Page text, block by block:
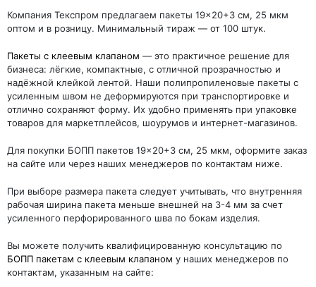
Компания Текспром предлагаем пакеты 19×20+3 см, 25 мкм
оптом и в розницу. Минимальный тираж — от 100 штук.
Пакеты с клеевым клапаном — это практичное решение для
бизнеса: лёгкие, компактные, с отличной прозрачностью и
надёжной клейкой лентой. Наши полипропиленовые пакеты с
усиленным швом не деформируются при транспортировке и
отлично сохраняют форму. Их удобно применять при упаковке
товаров для маркетплейсов, шоурумов и интернет-магазинов.
Для покупки БОПП пакетов 19×20+3 см, 25 мкм, оформите заказ
на сайте или через наших менеджеров по контактам ниже.
При выборе размера пакета следует учитывать, что внутренняя
рабочая ширина пакета меньше внешней на 3-4 мм за счет
усиленного перфорированного шва по бокам изделия.
Вы можете получить квалифицированную консультацию по
БОПП пакетам с клеевым клапаном у наших менеджеров по
контактам, указанным на сайте: